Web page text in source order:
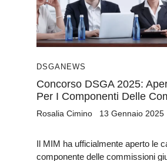
DSGA NEWS
Concorso DSGA 2025:
Per I Componenti Delle
Rosalia Cimino 13 Gennaio 2025
Il MIM ha ufficialmente aperto le
componente delle commissioni